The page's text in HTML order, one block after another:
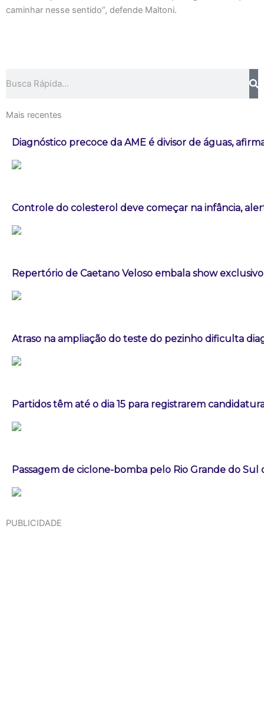
caminhar nesse sentido”, defende Maltoni.
Mais recentes
Diagnóstico precoce da AME é divisor de águas,
Controle do colesterol deve começar na infância,
Repertório de Caetano Veloso embala show
Atraso na ampliação do teste do pezinho dificulta
Partidos têm até o dia 15 para registrarem
Passagem de ciclone-bomba pelo Rio Grande do
PUBLICIDADE